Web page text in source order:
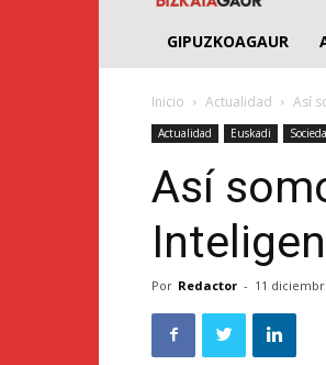
GIPUZKOAGAUR
Inicio Actualidad Así
Actualidad Euskadi
Así
Por Redactor - 11